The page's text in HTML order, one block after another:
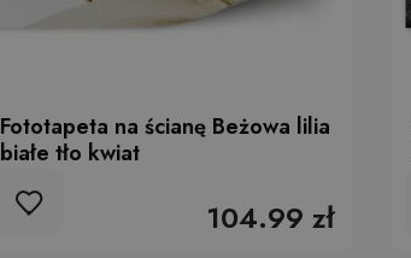
Fototapeta na ścianę Beżowa lilia
białe tło kwiat
104.99 zł